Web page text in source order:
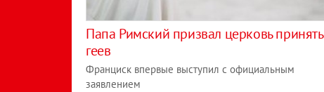
Папа Римский призвал церковь принять
геев
Франциск впервые выступил с официальным
заявлением